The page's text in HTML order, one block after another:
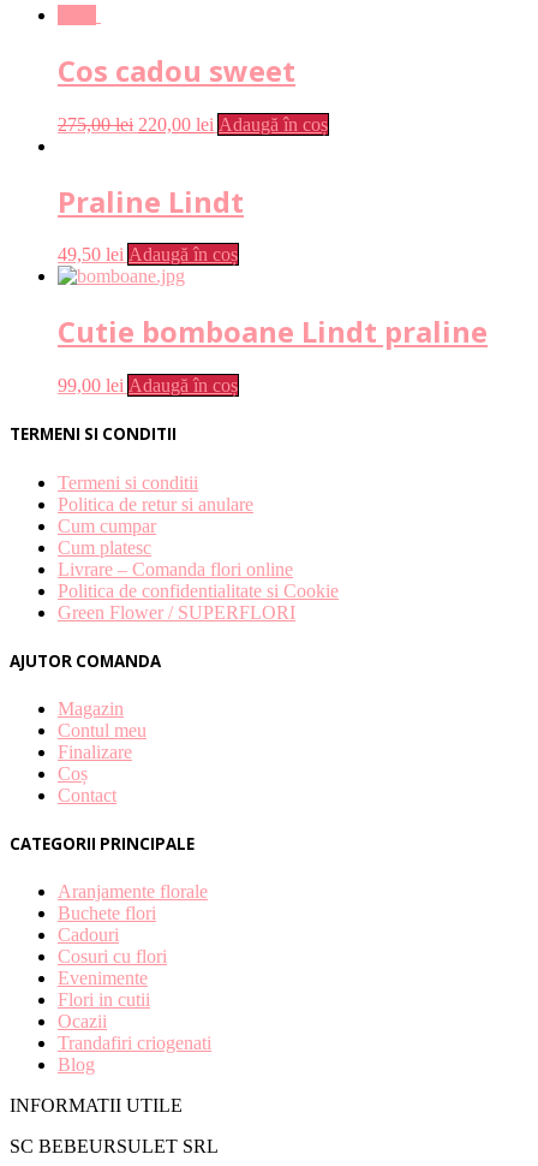
Cos cadou sweet
275,00lei 220,00 lei Adaugă în coș
Praline Lindt
49,50 lei Adaugă în coș
Cutie bomboane Lindt praline
99,00 lei Adaugă în coș
TERMENI SI CONDITII
Termeni si conditii
Politica de retur si anulare
Cum cumpar
Cum platesc
Livrare – Comanda flori online
Politica de confidentialitate si Cookie
Green Flower / SUPERFLORI
AJUTOR COMANDA
Magazin
Contul meu
Finalizare
Coș
Contact
CATEGORII PRINCIPALE
Aranjamente florale
Buchete flori
Cadouri
Cosuri cu flori
Evenimente
Flori in cutii
Ocazii
Trandafiri criogenati
Blog
INFORMATII UTILE
SC BEBEURSULET SRL